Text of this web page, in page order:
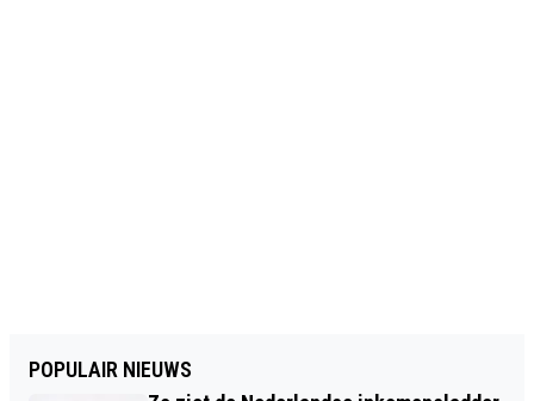
POPULAIR NIEUWS